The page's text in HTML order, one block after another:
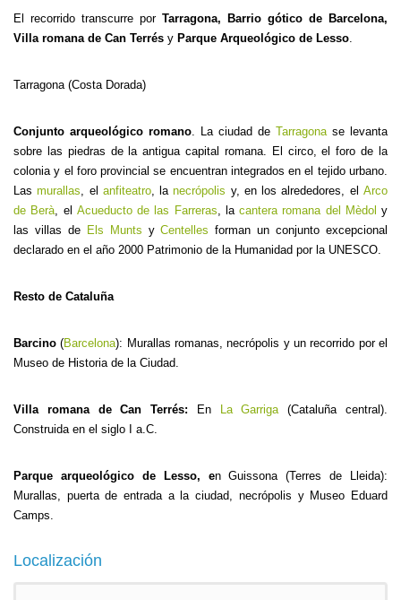
El recorrido transcurre por Tarragona, Barrio gótico de Barcelona,
Villa romana de Can Terrés y Parque Arqueológico de Lesso.
Tarragona (Costa Dorada)
Conjunto arqueológico romano. La ciudad de Tarragonase levanta
sobre las piedras de la antigua capital romana. El circo, el foro de la
colonia y el foro provincial se encuentran integrados en el tejido urbano.
Lasmurallas, el anfiteatro, lanecrópolis y, en los alrededores, elArco
de Berà, el Acueducto de las Farreras, la cantera romana del Mèdol y
las villas deEls Munts yCentelles forman un conjunto excepcional
declarado en el año 2000 Patrimonio de la Humanidad por la UNESCO.
Resto de Cataluña
Barcino (Barcelona): Murallas romanas, necrópolis y un recorrido por el
Museo de Historia de la Ciudad.
Villa romana de Can Terrés: En La Garriga(Cataluña central).
Construida en el siglo I a.C.
Parque arqueológico de Lesso, en Guissona (Terres de Lleida):
Murallas, puerta de entrada a la ciudad, necrópolis y Museo Eduard
Camps.
Localización